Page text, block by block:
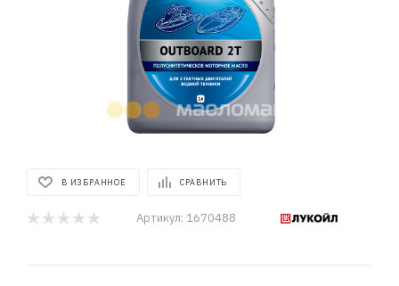
В ИЗБРАННОЕ СРАВНИТЬ
Артикул: 1670488